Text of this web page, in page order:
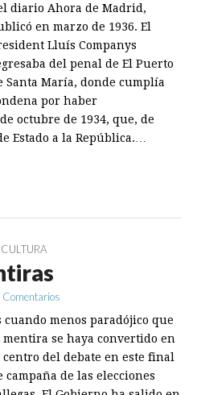
diario Ahora de Madrid,
en marzo de 1936. El
Lluís Companys
del penal de El Puerto
Santa María, donde cumplía
por haber
octubre de 1934, que, de
Estado a la República.…
CULTURA
Comentarios
cuando menos paradójico que
mentira se haya convertido en
centro del debate en este final
campaña de las elecciones